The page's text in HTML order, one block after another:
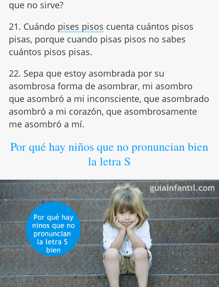
que no sirve?
21. Cuándo pises pisos cuenta cuántos pisos
pisas, porque cuando pisas pisos no sabes
cuántos pisos pisas.
22. Sepa que estoy asombrada por su
asombrosa forma de asombrar, mi asombro
que asombró a mi inconsciente, que asombrado
asombró a mi corazón, que asombrosamente
me asombró a mí.
Por qué hay niños que no pronuncian bien
la letra S